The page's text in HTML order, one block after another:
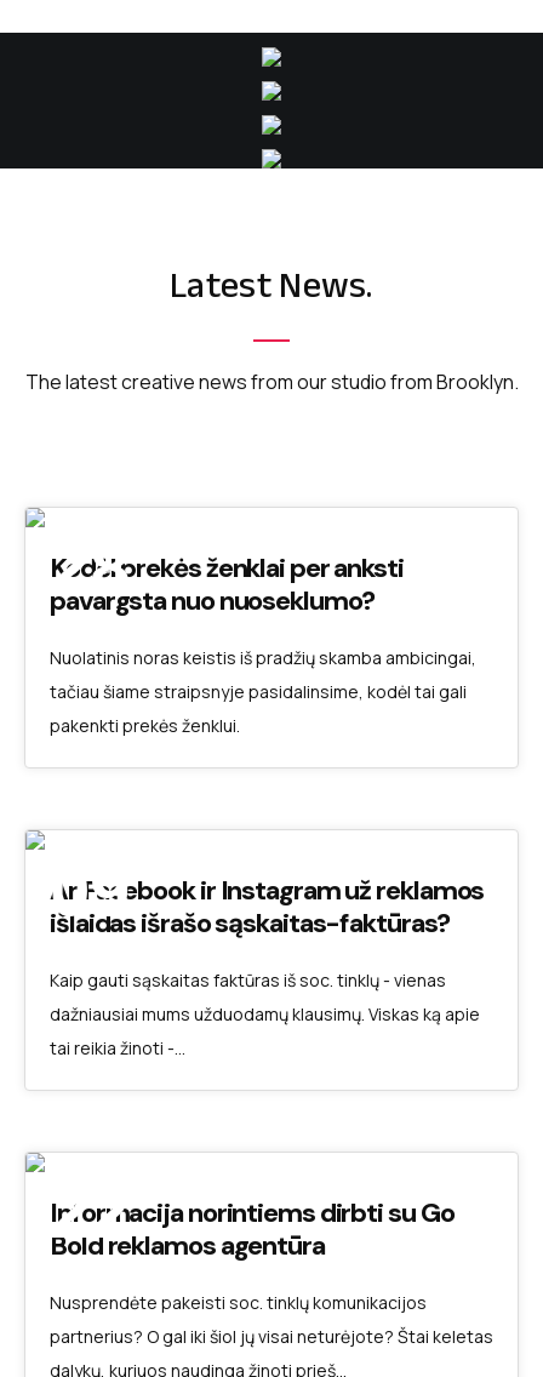
Latest News.
The latest creative news from our studio from Brooklyn.
28
LIE 2026
Kodėl prekės ženklai per anksti
pavargsta nuo nuoseklumo?
Nuolatinis noras keistis iš pradžių skamba ambicingai,
tačiau šiame straipsnyje pasidalinsime, kodėl tai gali
pakenkti prekės ženklui.
09
Ar Facebook ir Instagram už reklamos
išlaidas išrašo sąskaitas-faktūras?
Kaip gauti sąskaitas faktūras iš soc. tinklų - vienas
dažniausiai mums užduodamų klausimų. Viskas ką apie
tai reikia žinoti -…
22
Informacija norintiems dirbti su Go
Bold reklamos agentūra
Nusprendėte pakeisti soc. tinklų komunikacijos
partnerius? O gal iki šiol jų visai neturėjote? Štai keletas
dalykų, kuriuos naudinga žinoti prieš…